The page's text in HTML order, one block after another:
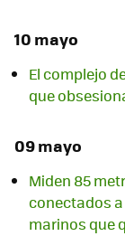
10 mayo
El complejo
que
09 mayo
Miden 85
conectados
marinos que